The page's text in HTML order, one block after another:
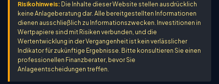
Risikohinweis: Die Inhalte dieser Website stellen ausdrücklich
keine Anlageberatung dar. Alle bereitgestellten Informationen
dienen ausschließlich zu Informationszwecken. Investitionen in
Wertpapiere sind mit Risiken verbunden, und die
Wertentwicklung in der Vergangenheit ist kein verlässlicher
Indikator für zukünftige Ergebnisse. Bitte konsultieren Sie einen
professionellen Finanzberater, bevor Sie
Anlageentscheidungen treffen.